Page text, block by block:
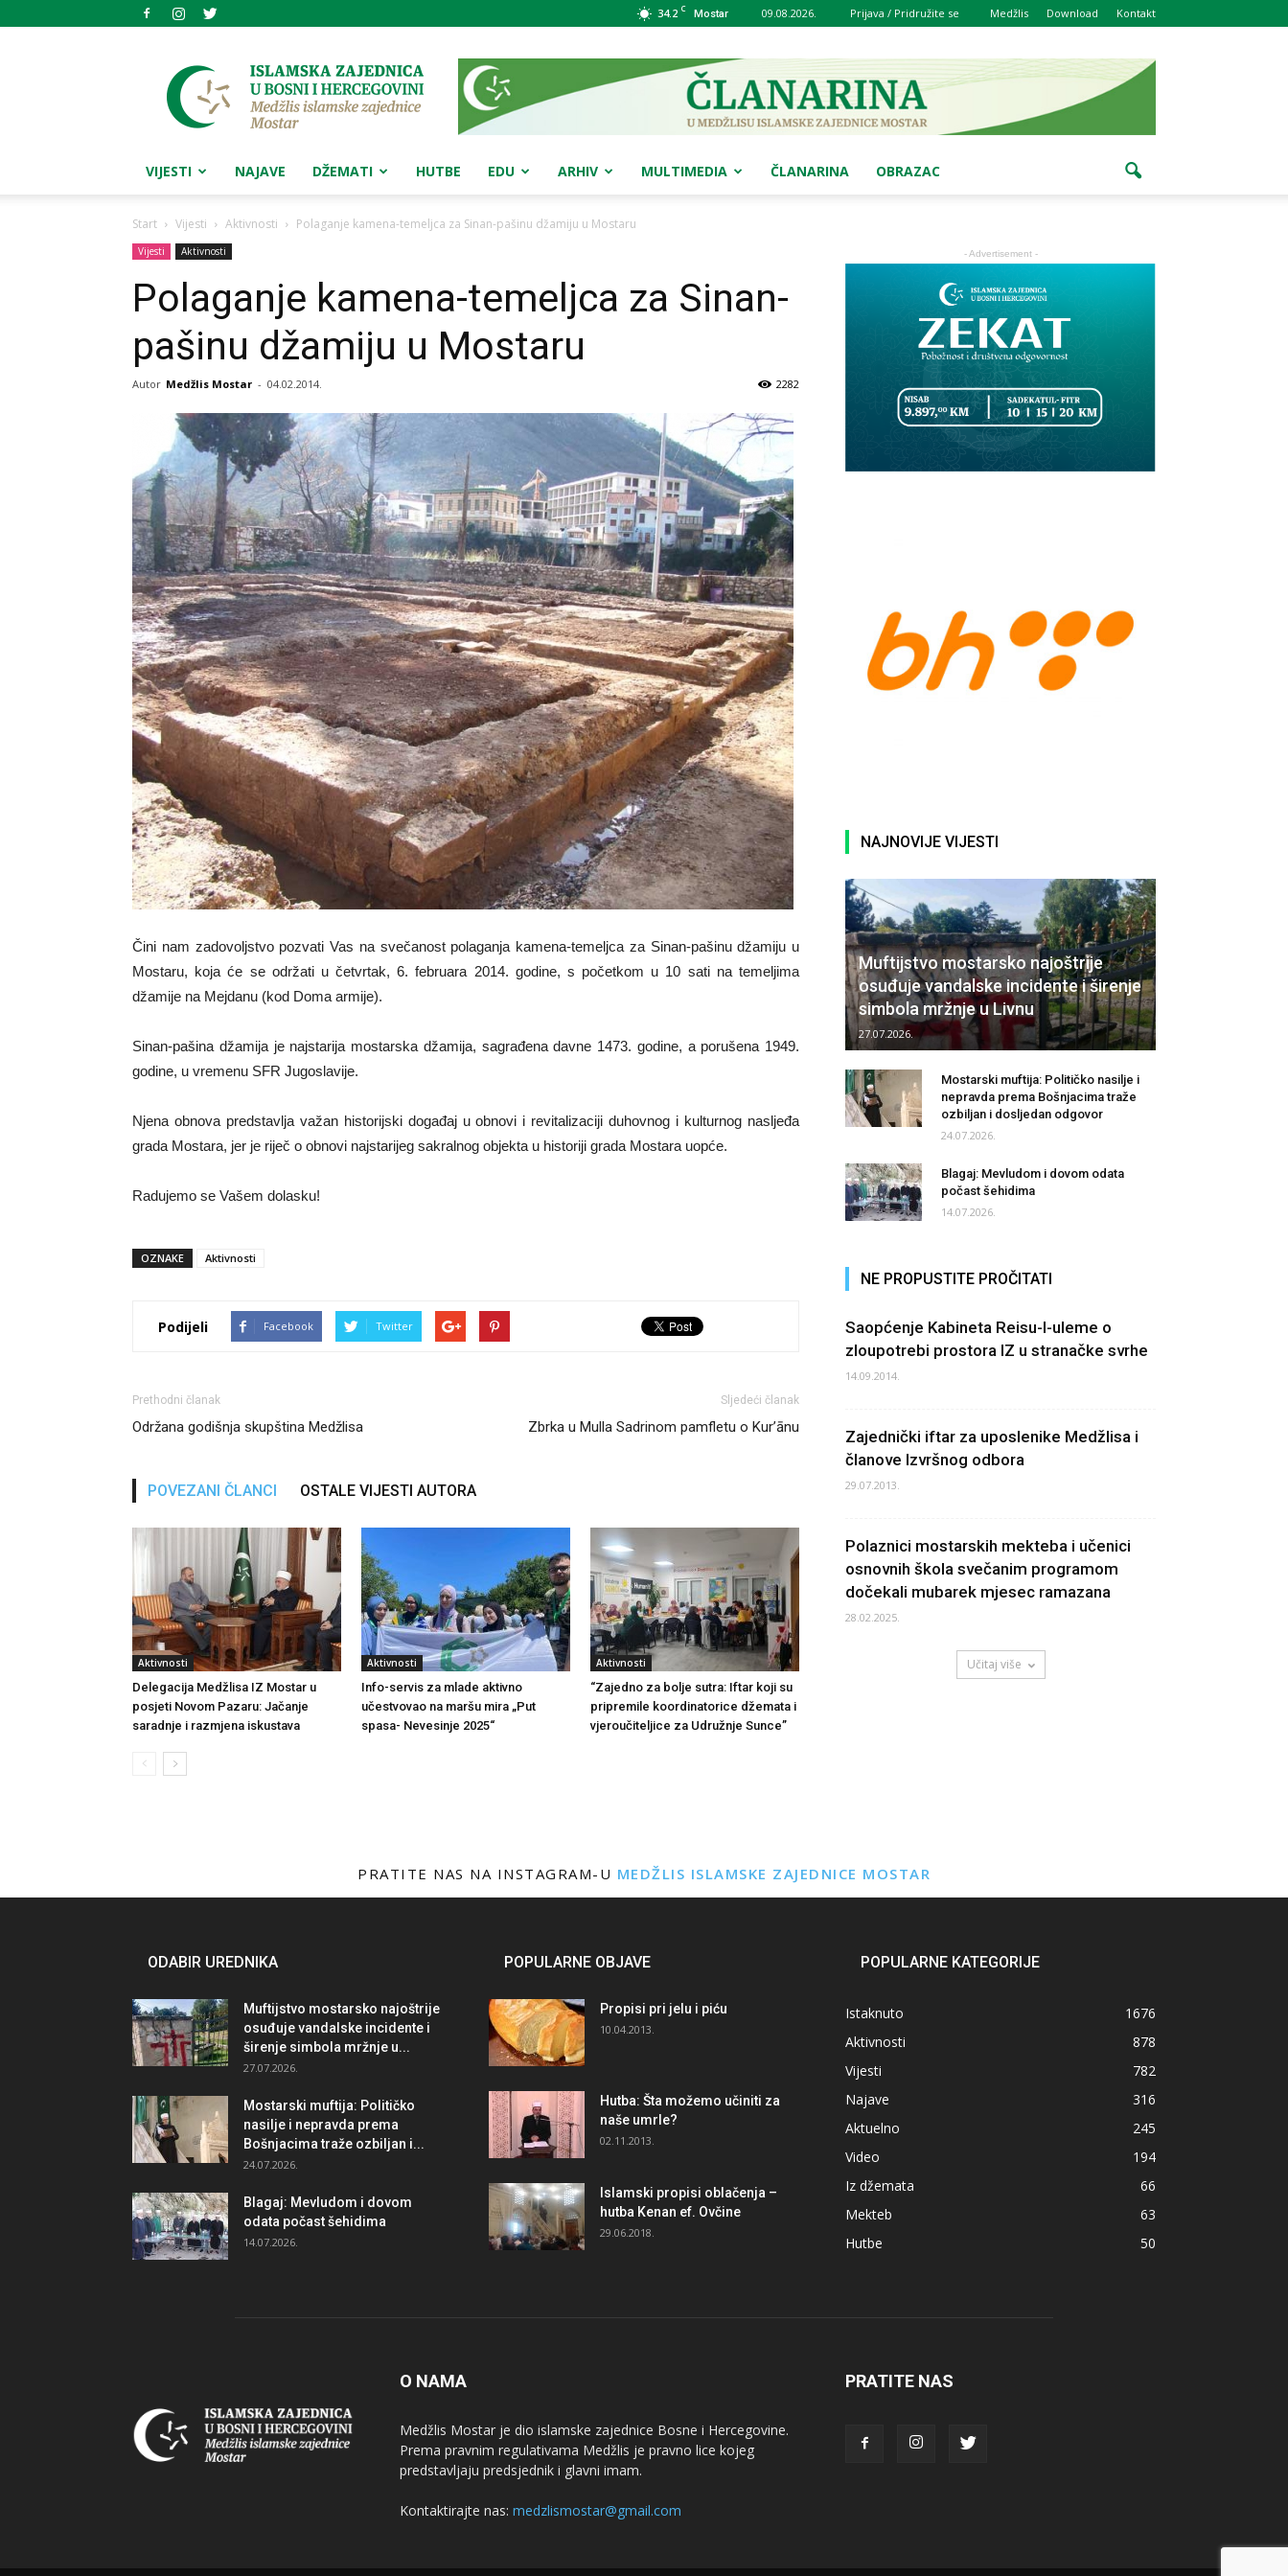
34.2 C Mostar 09.08.2026. Prijava / Pridružite se Medžlis Download Kontakt
Medžlis
islamske
zajednice
Mostar
VIJESTI NAJAVE DŽEMATI HUTBE EDU ARHIV MULTIMEDIA ČLANARINA OBRAZAC
Start Vijesti Aktivnosti Polaganje kamena-temeljca za Sinan-pašinu džamiju u Mostaru
Vijesti Aktivnosti
Polaganje kamena-temeljca za Sinan-
pašinu džamiju u Mostaru
Autor Medžlis Mostar - 04.02.2014. 2282
Čini nam zadovoljstvo pozvati Vas na svečanost polaganja kamena-temeljca za Sinan-pašinu džamiju u
Mostaru, koja će se održati u četvrtak, 6. februara 2014. godine, s početkom u 10 sati na temeljima
džamije na Mejdanu (kod Doma armije).
Sinan-pašina džamija je najstarija mostarska džamija, sagrađena davne 1473. godine, a porušena 1949.
godine, u vremenu SFR Jugoslavije.
Njena obnova predstavlja važan historijski događaj u obnovi i revitalizaciji duhovnog i kulturnog nasljeđa
grada Mostara, jer je riječ o obnovi najstarijeg sakralnog objekta u historiji grada Mostara uopće.
Radujemo se Vašem dolasku!
OZNAKE Aktivnosti
Podijeli Facebook Twitter
Prethodni članak
Održana godišnja skupština Medžlisa
Sljedeći članak
Zbrka u Mulla Sadrinom pamfletu o Kur’ānu
POVEZANI ČLANCI OSTALE VIJESTI AUTORA
Aktivnosti
Delegacija Medžlisa IZ Mostar u
posjeti Novom Pazaru: Jačanje
saradnje i razmjena iskustava
Aktivnosti
Info-servis za mlade aktivno
učestvovao na maršu mira „Put
spasa- Nevesinje 2025“
Aktivnosti
“Zajedno za bolje sutra: Iftar koji su
pripremile koordinatorice džemata i
vjeroučiteljice za Udružnje Sunce”
- Advertisement -
NAJNOVIJE VIJESTI
Muftijstvo mostarsko najoštrije
osuđuje vandalske incidente i širenje
simbola mržnje u Livnu
27.07.2026.
Mostarski muftija: Političko nasilje i
nepravda prema Bošnjacima traže
ozbiljan i dosljedan odgovor
24.07.2026.
Blagaj: Mevludom i dovom odata
počast šehidima
14.07.2026.
NE PROPUSTITE PROČITATI
Saopćenje Kabineta Reisu-l-uleme o
zloupotrebi prostora IZ u stranačke svrhe
14.09.2014.
Zajednički iftar za uposlenike Medžlisa i
članove Izvršnog odbora
29.07.2013.
Polaznici mostarskih mekteba i učenici
osnovnih škola svečanim programom
dočekali mubarek mjesec ramazana
28.02.2025.
Učitaj više
PRATITE NAS NA INSTAGRAM-U MEDŽLIS ISLAMSKE ZAJEDNICE MOSTAR
ODABIR UREDNIKA
Muftijstvo mostarsko najoštrije
osuđuje vandalske incidente i
širenje simbola mržnje u...
27.07.2026.
Mostarski muftija: Političko
nasilje i nepravda prema
Bošnjacima traže ozbiljan i...
24.07.2026.
Blagaj: Mevludom i dovom
odata počast šehidima
14.07.2026.
POPULARNE OBJAVE
Propisi pri jelu i piću
10.04.2013.
Hutba: Šta možemo učiniti za
naše umrle?
02.11.2013.
Islamski propisi oblačenja –
hutba Kenan ef. Ovčine
29.06.2018.
POPULARNE KATEGORIJE
Istaknuto
1676
Aktivnosti
878
Vijesti
782
Najave
316
Aktuelno
245
Video
194
Iz džemata
66
Mekteb
63
Hutbe
50
O NAMA
Medžlis Mostar je dio islamske zajednice Bosne i Hercegovine.
Prema pravnim regulativama Medžlis je pravno lice kojeg
predstavljaju predsjednik i glavni imam.
Kontaktirajte nas: medzlismostar@gmail.com
PRATITE NAS